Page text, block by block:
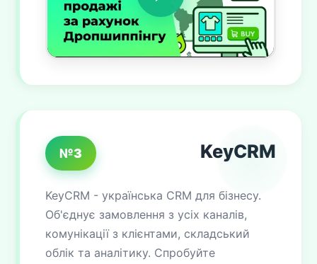
№3 KeyCRM
KeyCRM - українська CRM для бізнесу.
Об'єднує замовлення з усіх каналів,
комунікації з клієнтами, складський
облік та аналітику. Спробуйте